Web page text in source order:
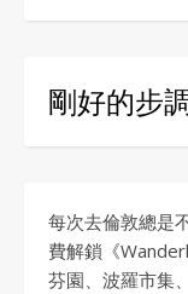
剛好的步
每次去倫敦總是
費解鎖《
芬園、波羅市集